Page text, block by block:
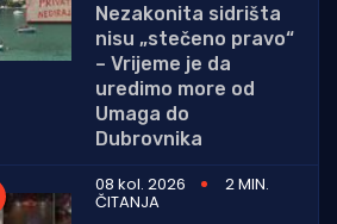
Nezakonita sidrišta
nisu „stečeno pravo“
– Vrijeme je da
uredimo more od
Umaga do
Dubrovnika
08 kol. 2026
2 MIN.
ČITANJA